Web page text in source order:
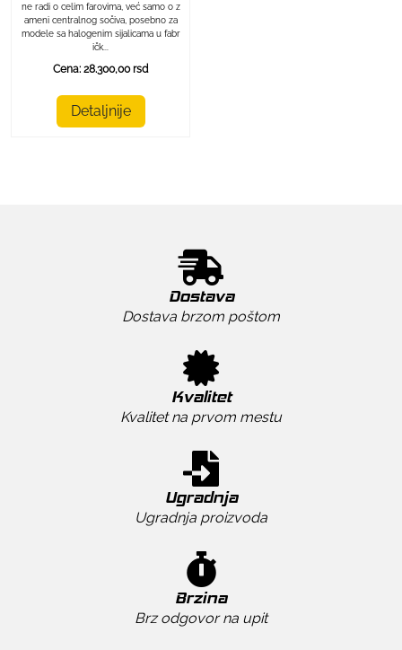
ne radi o celim farovima, već samo o z
ameni centralnog sočiva, posebno za
modele sa halogenim sijalicama u fabr
ičk...
Cena: 28.300,00 rsd
Detaljnije
Dostava
Dostava brzom poštom
Kvalitet
Kvalitet na prvom mestu
Ugradnja
Ugradnja proizvoda
Brzina
Brz odgovor na upit